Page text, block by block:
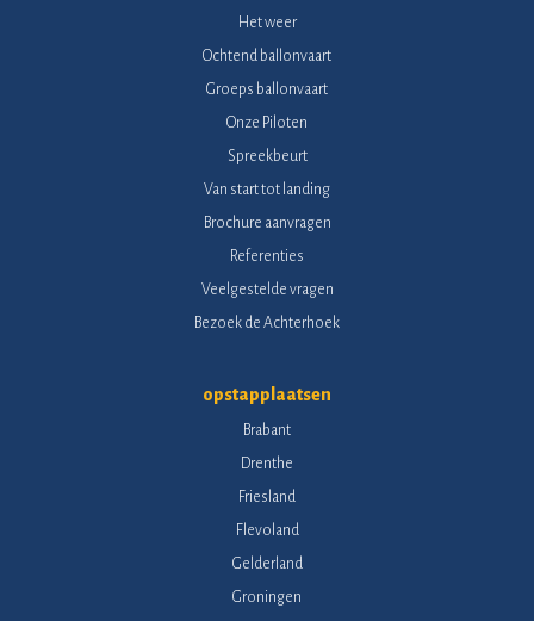
Het weer
Ochtend ballonvaart
Groeps ballonvaart
Onze Piloten
Spreekbeurt
Van start tot landing
Brochure aanvragen
Referenties
Veelgestelde vragen
Bezoek de Achterhoek
opstapplaatsen
Brabant
Drenthe
Friesland
Flevoland
Gelderland
Groningen